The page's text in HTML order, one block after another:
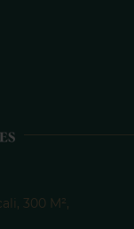
300 M²,